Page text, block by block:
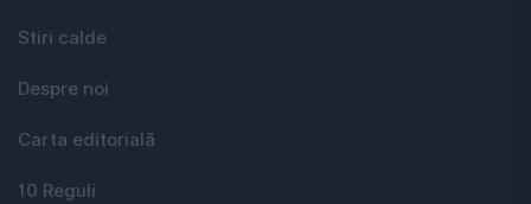
Stiri calde
Despre noi
Carta editorială
10 Reguli